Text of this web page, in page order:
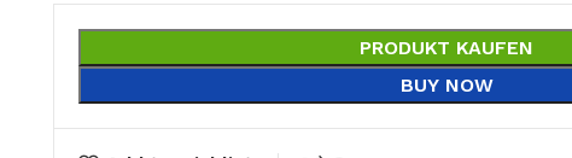
PRODUKT KAUFEN
BUY NOW